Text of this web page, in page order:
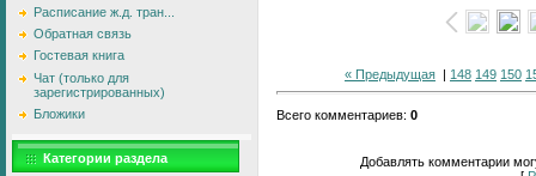
Расписание ж.д. тран...
Обратная связь
Гостевая книга
Чат (только для
зарегистрированных)
Бложики
Категории раздела
« Предыдущая | 148 149 150
Всего комментариев: 0
Добавлять комментарии